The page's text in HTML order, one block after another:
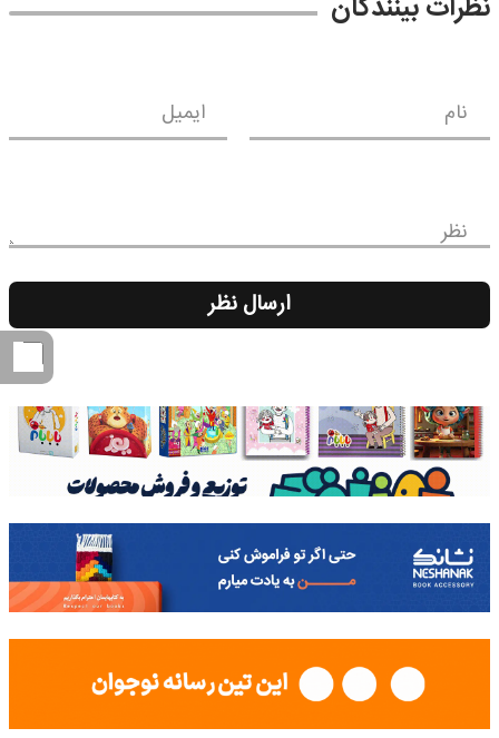
نام ایمیل
نظر
ارسال نظر